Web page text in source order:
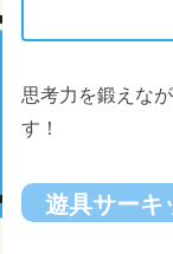
思考力を鍛えな
す！
遊具サーキ